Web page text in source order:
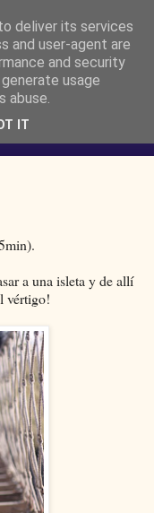
-
a una isleta y de allí
vértigo!
deliver its services
and user-agent are
and security
usage
abuse.
IT